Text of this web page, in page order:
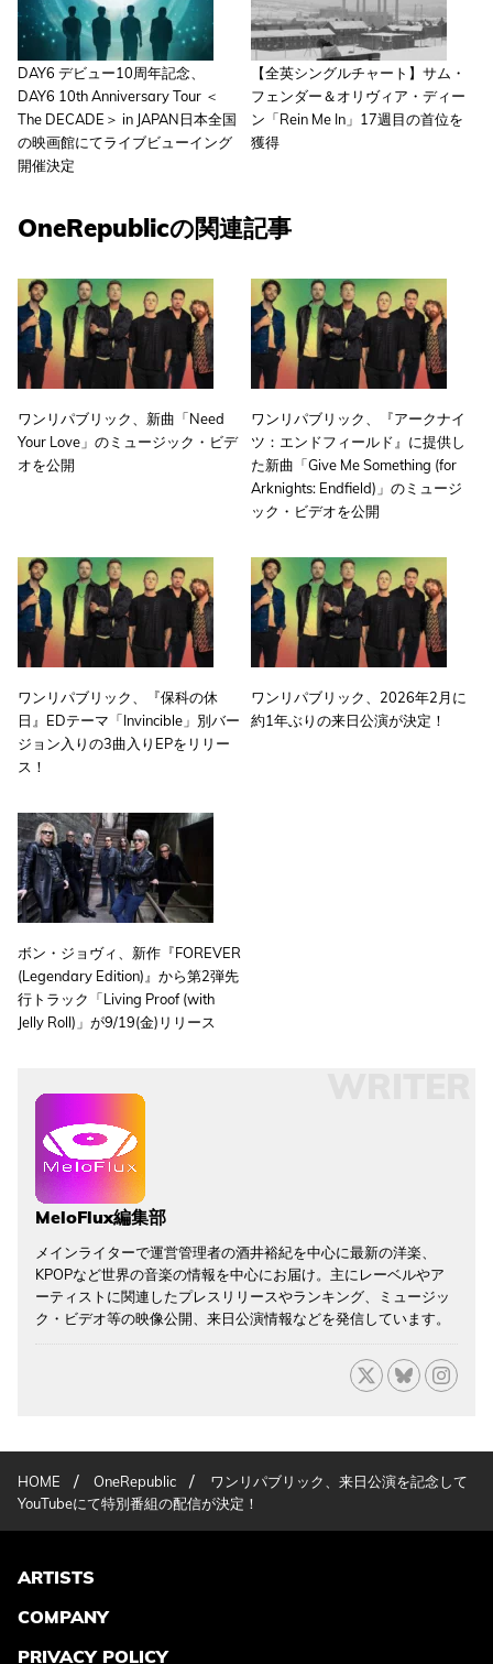
DAY6 デビュー10周年記念、
DAY6 10th Anniversary Tour ＜
The DECADE＞ in JAPAN日本全国
の映画館にてライブビューイング
開催決定
【全英シングルチャート】サム・
フェンダー＆オリヴィア・ディー
ン「Rein Me In」17週目の首位を
獲得
OneRepublicの関連記事
ワンリパブリック、新曲「Need
Your Love」のミュージック・ビデ
オを公開
ワンリパブリック、『アークナイ
ツ：エンドフィールド』に提供し
た新曲「Give Me Something (for
Arknights: Endfield)」のミュージ
ック・ビデオを公開
ワンリパブリック、『保科の休
日』EDテーマ「Invincible」別バー
ジョン入りの3曲入りEPをリリー
ス！
ワンリパブリック、2026年2月に
約1年ぶりの来日公演が決定！
ボン・ジョヴィ、新作『FOREVER
(Legendary Edition)』から第2弾先
行トラック「Living Proof (with
Jelly Roll)」が9/19(金)リリース
MeloFlux編集部
メインライターで運営管理者の酒井裕紀を中心に最新の洋楽、
KPOPなど世界の音楽の情報を中心にお届け。主にレーベルやア
ーティストに関連したプレスリリースやランキング、ミュージッ
ク・ビデオ等の映像公開、来日公演情報などを発信しています。
HOME / OneRepublic /
ワンリパブリック、来日公演を記念して
YouTubeにて特別番組の配信が決定！
ARTISTS
COMPANY
PRIVACY POLICY